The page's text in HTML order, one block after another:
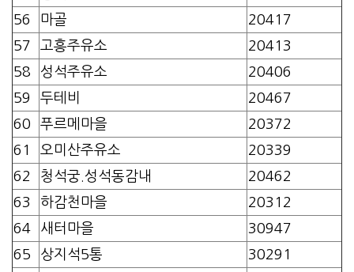
56
마골
20417
57
고흥주유소
20413
58
성석주유소
20406
59
두테비
20467
60
푸르메마을
20372
61
오미산주유소
20339
62
청석궁.성석동감내
20462
63
하감천마을
20312
64
새터마을
30947
65
상지석5통
30291